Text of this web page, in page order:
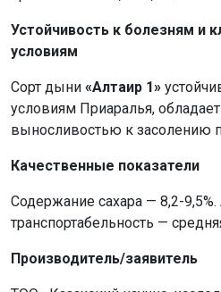
Устойчивость к болезням и
условиям
Сорт дыни «Алтаир 1»
условиям Приаралья,
выносливостью к засолению
Качественные показатели
Содержание сахара — 8,2-
транспортабельность —
Производитель/заявитель